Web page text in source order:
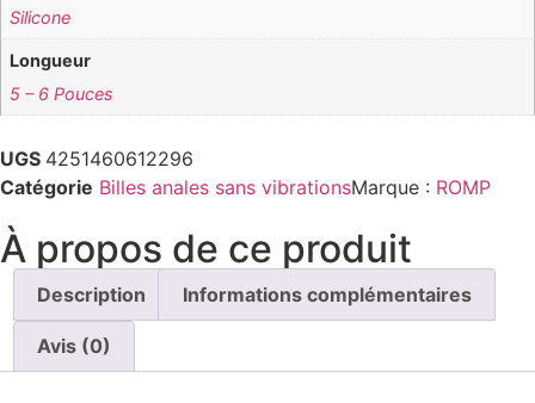
Silicone
Longueur
5 – 6 Pouces
UGS 4251460612296
Catégorie Billes anales sans vibrationsMarque : ROMP
À propos de ce produit
Description Informations complémentaires
Avis (0)